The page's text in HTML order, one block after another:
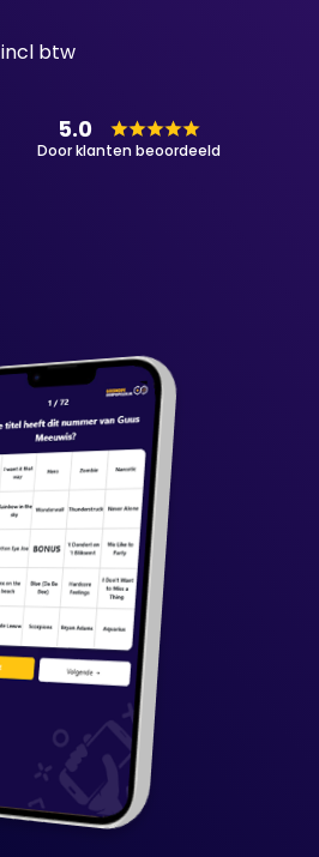
incl btw
5.0
Door klanten beoordeeld